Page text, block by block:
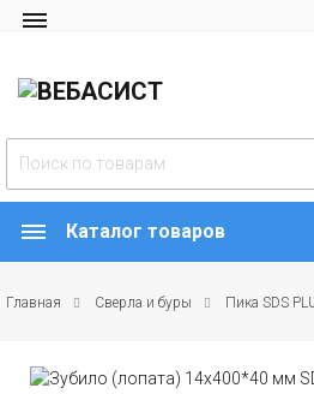
Каталог товаров
Главная Сверла и буры Пика SDS